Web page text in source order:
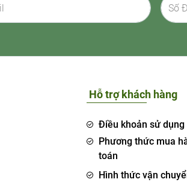
Hỗ trợ khách hàng
Điều khoản sử dụng
Phương thức mua
toán
Hình thức vận